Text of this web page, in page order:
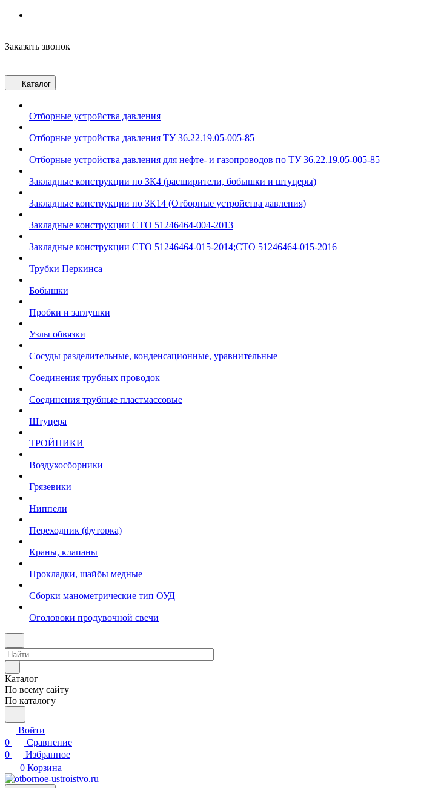
Заказать звонок
Каталог
Отборные устройства давления
Отборные устройства давления ТУ 36.22.19.05-005-85
Отборные устройства давления для нефте- и газопроводов по ТУ 36.22.19.05-005-85
Закладные конструкции по ЗК4 (расширители, бобышки и штуцеры)
Закладные конструкции по ЗК14 (Отборные устройства давления)
Закладные конструкции СТО 51246464-004-2013
Закладные конструкции СТО 51246464-015-2014;СТО 51246464-015-2016
Трубки Перкинса
Бобышки
Пробки и заглушки
Узлы обвязки
Сосуды разделительные, конденсационные, уравнительные
Соединения трубных проводок
Соединения трубные пластмассовые
Штуцера
ТРОЙНИКИ
Воздухосборники
Грязевики
Ниппели
Переходник (футорка)
Краны, клапаны
Прокладки, шайбы медные
Сборки манометрические тип ОУД
Оголовоки продувочной свечи
Каталог
По всему сайту
По каталогу
Войти
0
Сравнение
0
Избранное
0 Корзина